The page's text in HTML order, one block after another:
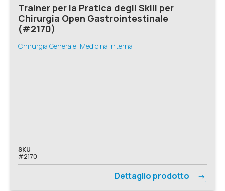
Trainer per la Pratica degli Skill per
Chirurgia Open Gastrointestinale
(#2170)
Chirurgia Generale, Medicina Interna
SKU
#2170
Dettaglio prodotto